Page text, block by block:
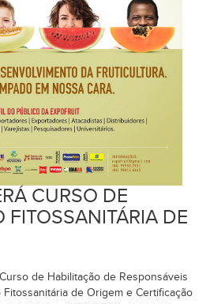
CURSO DE
FITOSSANITÁRIA DE
de Habilitação de Responsáveis
de Origem e Certificação